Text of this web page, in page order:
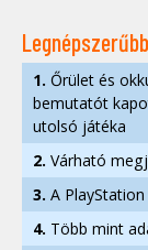
1. Őrület és
bemutatót
utolsó játéka
2. Várható
3. A
4. Több mint